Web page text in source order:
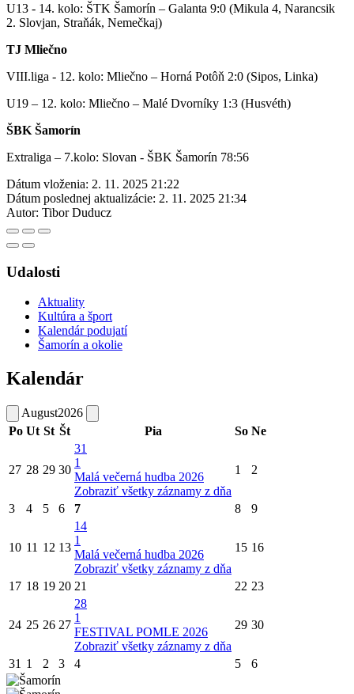
U13 - 14. kolo: ŠTK Šamorín – Galanta 9:0 (Mikula 4, Narancsik
2. Slovjan, Straňák, Nemečkaj)
TJ Mliečno
VIII.liga - 12. kolo: Mliečno – Horná Potôň 2:0 (Sipos, Linka)
U19 – 12. kolo: Mliečno – Malé Dvorníky 1:3 (Husvéth)
ŠBK Šamorín
Extraliga – 7.kolo: Slovan - ŠBK Šamorín 78:56
Dátum vloženia: 2. 11. 2025 21:22
Dátum poslednej aktualizácie: 2. 11. 2025 21:34
Autor: Tibor Duducz
Udalosti
Aktuality
Kultúra a šport
Kalendár podujatí
Šamorín a okolie
Kalendár
August2026
Po Ut St Št Pia So Ne
27 28 29 30
31
1
Malá večerná hudba 2026
Zobraziť všetky záznamy z dňa
1 2
3 4 5 6 7 8 9
10 11 12 13
14
1
Malá večerná hudba 2026
Zobraziť všetky záznamy z dňa
15 16
17 18 19 20 21 22 23
24 25 26 27
28
1
FESTIVAL POMLE 2026
Zobraziť všetky záznamy z dňa
29 30
31 1 2 3 4 5 6